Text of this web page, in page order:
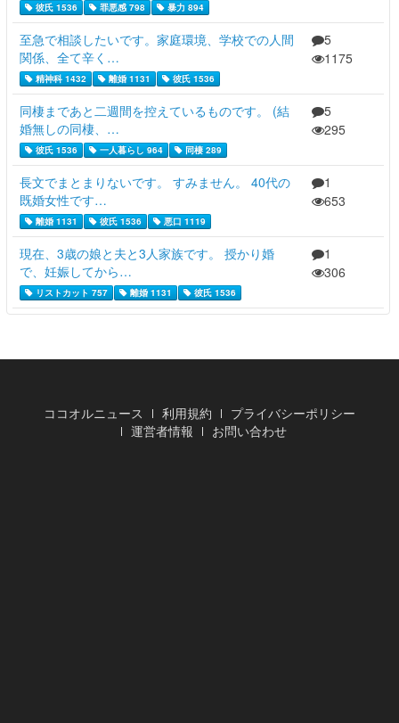
彼氏 1536 罪悪感 798 暴力 894
至急で相談したいです。家庭環境、学校での人間
関係、全て辛く…
精神科 1432 離婚 1131 彼氏 1536
5
1175
同棲まであと二週間を控えているものです。 (結
婚無しの同棲、…
彼氏 1536 一人暮らし 964 同棲 289
5
295
長文でまとまりないです。 すみません。 40代の
既婚女性です…
離婚 1131 彼氏 1536 悪口 1119
1
653
現在、3歳の娘と夫と3人家族です。 授かり婚
で、妊娠してから…
リストカット 757 離婚 1131 彼氏 1536
1
306
ココオルニュース 利用規約
プライバシーポリシー
運営者情報
お問い合わせ